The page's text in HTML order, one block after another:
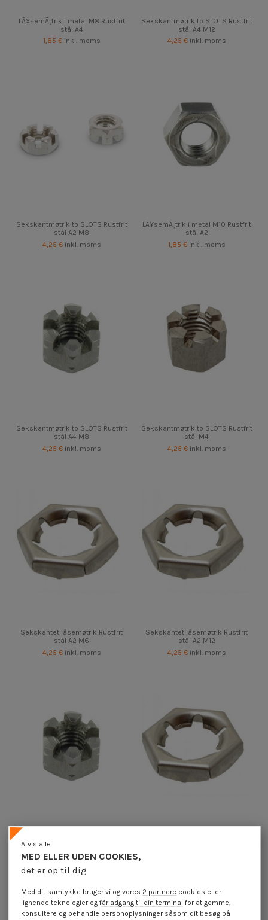
LÃ¥semÃ¸trik i metal M8 Rustfrit
stål A4
1,85 € inkl. moms
Sekskantmøtrik to SLOTS Rustfrit
stål A4 M12
4,25 € inkl. moms
Sekskantmøtrik to SLOTS Rustfrit
stål A2 M8
4,25 € inkl. moms
LÃ¥semÃ¸trik i metal M10 Rustfrit
stål A2
1,85 € inkl. moms
Sekskantmøtrik to SLOTS Rustfrit
stål A4 M8
4,25 € inkl. moms
Sekskantmøtrik to SLOTS Rustfrit
stål M4
4,25 € inkl. moms
Sekskantet låsemøtrik Rustfrit
stål A2 M6
4,25 € inkl. moms
Sekskantet låsemøtrik Rustfrit
stål A2 M12
4,25 € inkl. moms
Sekskantmøtrik to SLOTS Rustfrit
5,10 €inkl. moms
MED ELLER UDEN COOKIES,
det er op til dig
Afvis alle
Med dit samtykke bruger vi og vores 2 partnere cookies eller
lignende teknologier ogfår adgang til din terminal for at gemme,
konsultere og behandle personoplysninger såsom dit besøg på